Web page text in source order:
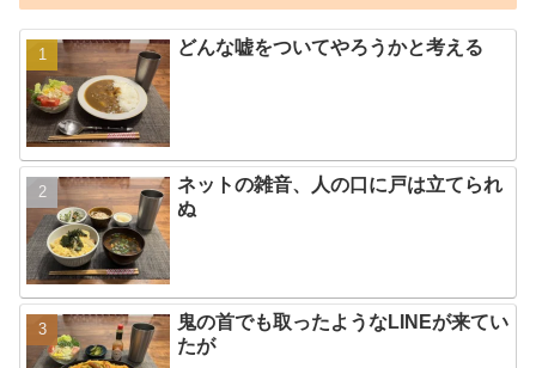
どんな嘘をついてやろうかと考える
ネットの雑音、人の口に戸は立てられ
ぬ
鬼の首でも取ったようなLINEが来てい
たが